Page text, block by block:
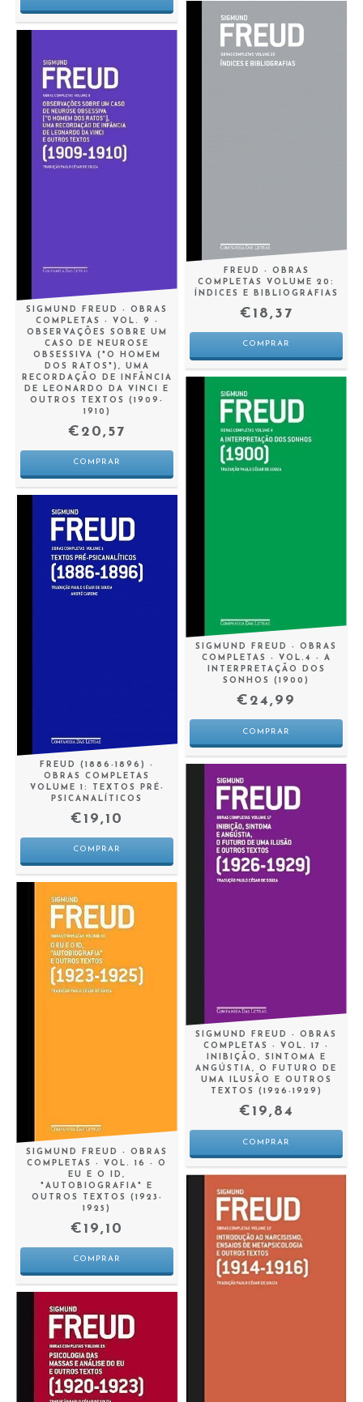
SIGMUND FREUD - OBRAS
COMPLETAS - VOL. 9 -
OBSERVAÇÕES SOBRE UM
CASO DE NEUROSE
OBSESSIVA ("O HOMEM
DOS RATOS"), UMA
RECORDAÇÃO DE INFÂNCIA
DE LEONARDO DA VINCI E
OUTROS TEXTOS (1909-
1910)
€20,57
FREUD - OBRAS
COMPLETAS VOLUME 20:
ÍNDICES E BIBLIOGRAFIAS
€18,37
FREUD (1886-1896) -
OBRAS COMPLETAS
VOLUME 1: TEXTOS PRÉ-
PSICANALÍTICOS
€19,10
SIGMUND FREUD - OBRAS
COMPLETAS - VOL.4 - A
INTERPRETAÇÃO DOS
SONHOS (1900)
€24,99
SIGMUND FREUD - OBRAS
COMPLETAS - VOL. 16 - O
EU E O ID,
"AUTOBIOGRAFIA" E
OUTROS TEXTOS (1923-
1925)
€19,10
SIGMUND FREUD - OBRAS
COMPLETAS - VOL. 17 -
INIBIÇÃO, SINTOMA E
ANGÚSTIA, O FUTURO DE
UMA ILUSÃO E OUTROS
TEXTOS (1926-1929)
€19,84